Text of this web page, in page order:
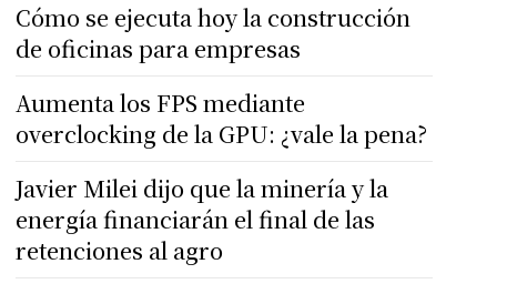
Cómo se ejecuta hoy la construcción
de oficinas para empresas
Aumenta los FPS mediante
overclocking de la GPU: ¿vale la pena?
Javier Milei dijo que la minería y la
energía financiarán el final de las
retenciones al agro